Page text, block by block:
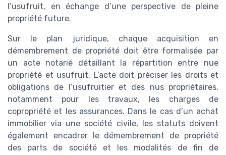
l’usufruit, en échange d’une perspective de pleine
propriété future.
Sur le plan juridique, chaque acquisition en
démembrement de propriété doit être formalisée par
un acte notarié détaillant la répartition entre nue
propriété et usufruit. L’acte doit préciser les droits et
obligations de l’usufruitier et des nus propriétaires,
notamment pour les travaux, les charges de
copropriété et les assurances. Dans le cas d’un achat
immobilier via une société civile, les statuts doivent
également encadrer le démembrement de propriété
des parts de société et les modalités de fin de